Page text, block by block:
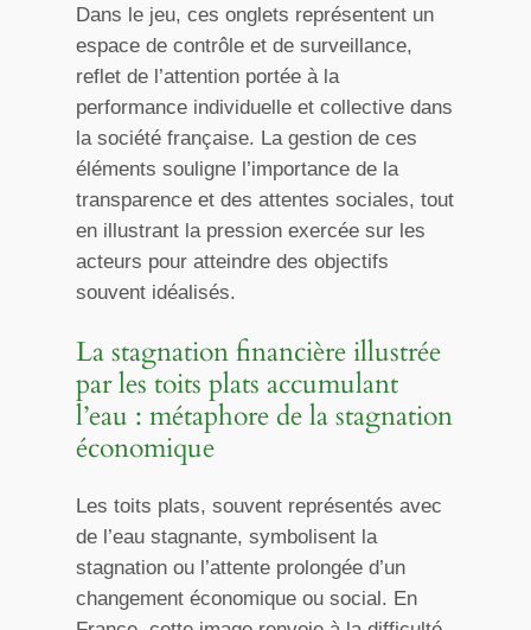
Dans le jeu, ces onglets représentent un
espace de contrôle et de surveillance,
reflet de l’attention portée à la
performance individuelle et collective dans
la société française. La gestion de ces
éléments souligne l’importance de la
transparence et des attentes sociales, tout
en illustrant la pression exercée sur les
acteurs pour atteindre des objectifs
souvent idéalisés.
La stagnation financière illustrée
par les toits plats accumulant
l’eau : métaphore de la stagnation
économique
Les toits plats, souvent représentés avec
de l’eau stagnante, symbolisent la
stagnation ou l’attente prolongée d’un
changement économique ou social. En